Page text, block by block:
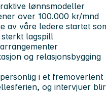
lønnsmodeller
over 100.000 kr/mnd
av våre ledere startet
sterkt lagspill
og relasjonsbygging
i et fremoverlent
og intervjuer